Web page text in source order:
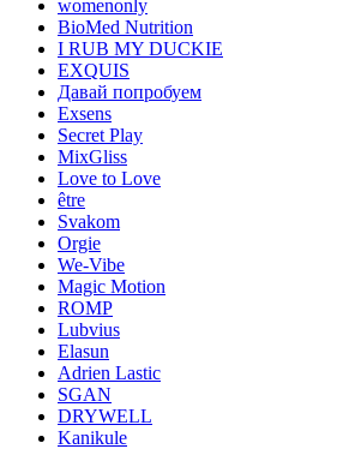
womenonly
BioMed Nutrition
I RUB MY DUCKIE
EXQUIS
Давай попробуем
Exsens
Secret Play
MixGliss
Love to Love
être
Svakom
Orgie
We-Vibe
Magic Motion
ROMP
Lubvius
Elasun
Adrien Lastic
SGAN
DRYWELL
Kanikule